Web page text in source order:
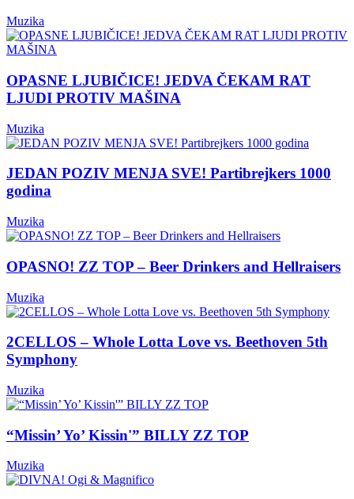
Muzika
OPASNE LJUBIČICE! JEDVA ČEKAM RAT
LJUDI PROTIV MAŠINA
Muzika
JEDAN POZIV MENJA SVE! Partibrejkers 1000
godina
Muzika
OPASNO! ZZ TOP – Beer Drinkers and Hellraisers
Muzika
2CELLOS – Whole Lotta Love vs. Beethoven 5th
Symphony
Muzika
“Missin’ Yo’ Kissin'” BILLY ZZ TOP
Muzika